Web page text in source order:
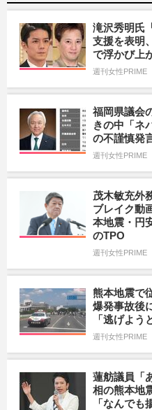
滝沢秀明氏
支援を表明
で浮かび上
週刊女性PRIME
福岡県議会
きの中「ネ
の不謹慎発
週刊女性PRIME
茂木敏充外
ブレイク動
本地震・円
のTPO
週刊女性PRIME
熊本地震で
爆発事故後
「逃げよ
週刊女性PRIME
蓮舫議員「
相の熊本地
「なんでも